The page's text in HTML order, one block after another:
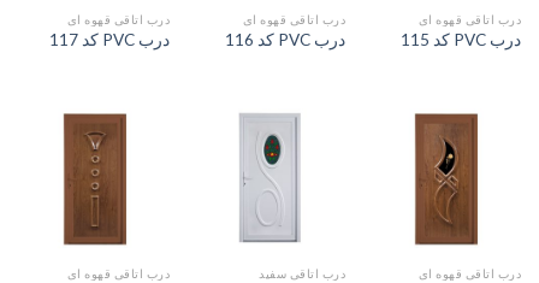
درب اتاقی قهوه ای
درب PVC کد 115
درب اتاقی قهوه ای
درب PVC کد 116
درب اتاقی قهوه ای
درب PVC کد 117
درب اتاقی قهوه ای درب اتاقی سفید درب اتاقی قهوه ای